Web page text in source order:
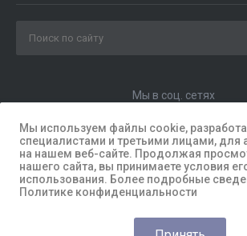
Мы используем файлы cookie,
специалистами и третьими лицами, для
на нашем веб-сайте. Продолжая
нашего сайта, вы принимаете условия
использования. Более подробные
Политике конфиденциальности
Мы в соц. сетях